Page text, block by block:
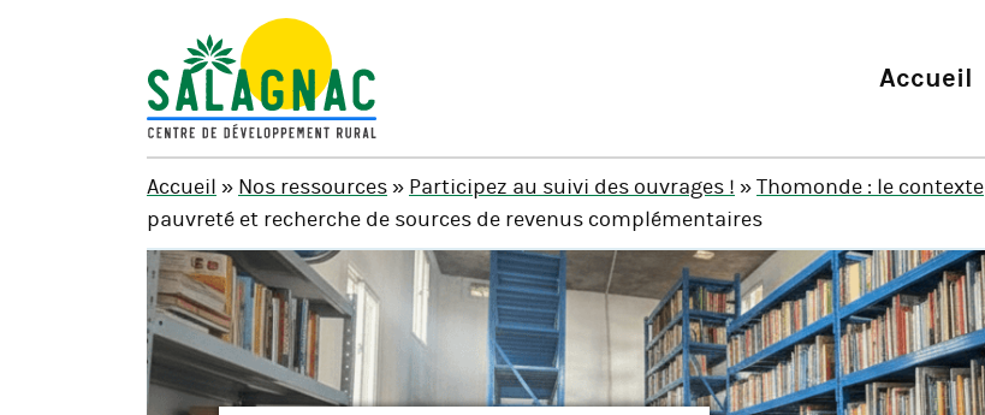
SALAGNAC
Accueil
Accueil » Nos ressources» Participez au suivi des ouvrages ! »Thomonde : le contexte
pauvreté et recherche de sources de revenus complémentaires